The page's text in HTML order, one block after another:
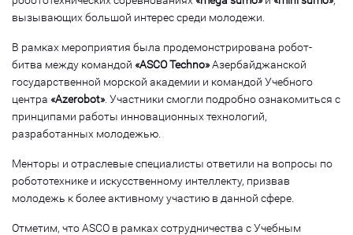
вызывающих большой интерес среди молодежи.
В рамках мероприятия была продемонстрирована робот-
битва между командой «ASCO Techno»Азербайджанской
государственной морской академии и командой Учебного
центра «Azerobot». Участники смогли подробно ознакомиться с
принципами работы инновационных технологий,
разработанных молодежью.
Менторы и отраслевые специалисты ответили на вопросы по
робототехнике и искусственному интеллекту, призвав
молодежь к более активному участию в данной сфере.
Отметим, что ASCO в рамках сотрудничества с Учебным